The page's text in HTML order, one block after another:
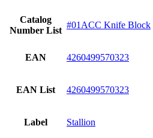
Catalog
Number List
#01ACC Knife Block
EAN 4260499570323
EAN List 4260499570323
Label Stallion